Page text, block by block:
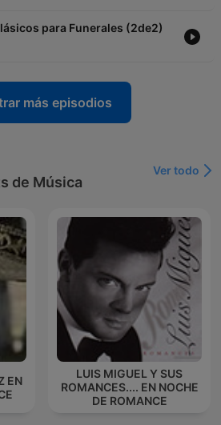
para Funerales (2de2)
más episodios
de Música
Ver todo
EN
LUIS MIGUEL Y SUS
ROMANCES.... EN NOCHE
DE ROMANCE